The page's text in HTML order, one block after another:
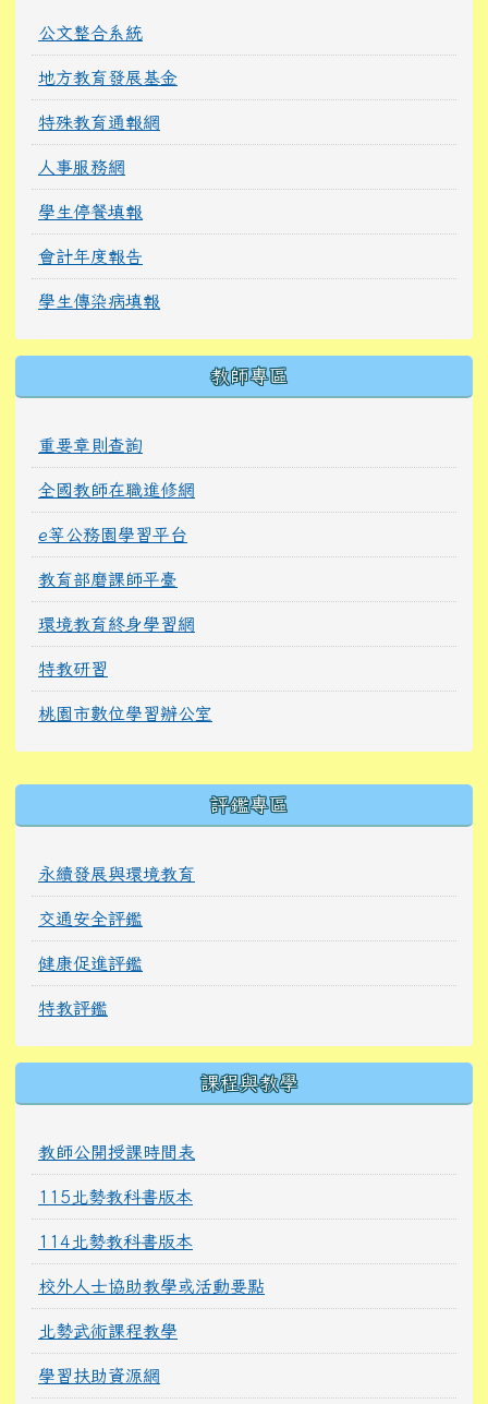
公文整合系統
地方教育發展基金
特殊教育通報網
人事服務網
學生停餐填報
會計年度報告
學生傳染病填報
教師專區
重要章則查詢
全國教師在職進修網
e等公務園學習平台
教育部磨課師平臺
環境教育終身學習網
特教研習
桃園市數位學習辦公室
評鑑專區
永續發展與環境教育
交通安全評鑑
健康促進評鑑
特教評鑑
課程與教學
教師公開授課時間表
115北勢教科書版本
114北勢教科書版本
校外人士協助教學或活動要點
北勢武術課程教學
學習扶助資源網